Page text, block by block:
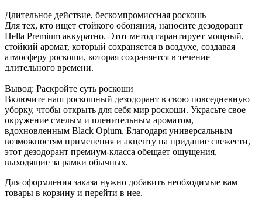
Длительное действие, бескомпромиссная роскошь
Для тех, кто ищет стойкого обоняния, наносите дезодорант
Hella Premium аккуратно. Этот метод гарантирует мощный,
стойкий аромат, который сохраняется в воздухе, создавая
атмосферу роскоши, которая сохраняется в течение
длительного времени.
Вывод: Раскройте суть роскоши
Включите наш роскошный дезодорант в свою повседневную
уборку, чтобы открыть для себя мир роскоши. Украсьте свое
окружение смелым и пленительным ароматом,
вдохновленным Black Opium. Благодаря универсальным
возможностям применения и акценту на придание свежести,
этот дезодорант премиум-класса обещает ощущения,
выходящие за рамки обычных.
Для оформления заказа нужно добавить необходимые вам
товары в корзину и перейти в нее.